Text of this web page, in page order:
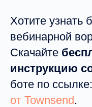
Хотите узнать
вебинарной
Скачайте
инструкцию
боте по ссылке:
от Townsend.